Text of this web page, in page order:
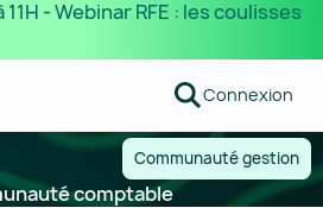
- Webinar RFE : les coulisses
Connexion
Communauté gestion
comptable